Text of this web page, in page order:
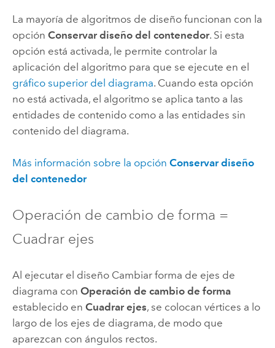
La mayoría de algoritmos de diseño funcionan con la
opción Conservar diseño del contenedor. Si esta
opción está activada, le permite controlar la
aplicación del algoritmo para que se ejecute en el
gráfico superior del diagrama. Cuando esta opción
no está activada, el algoritmo se aplica tanto a las
entidades de contenido como a las entidades sin
contenido del diagrama.
Más información sobre la opción Conservar diseño
del contenedor
Operación de cambio de forma =
Cuadrar ejes
Al ejecutar el diseño Cambiar forma de ejes de
diagrama con Operación de cambio de forma
establecido en Cuadrar ejes, se colocan vértices a lo
largo de los ejes de diagrama, de modo que
aparezcan con ángulos rectos.